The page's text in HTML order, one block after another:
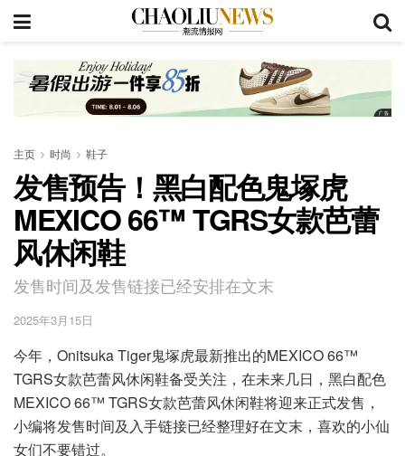
主页 时尚 鞋子
发售预告！黑白配色鬼塚虎
MEXICO 66™ TGRS女款芭蕾
风休闲鞋
发售时间及发售链接已经安排在文末
2025年3月15日
今年，Onitsuka Tiger鬼塚虎最新推出的MEXICO 66™
TGRS女款芭蕾风休闲鞋备受关注，在未来几日，黑白配色
MEXICO 66™ TGRS女款芭蕾风休闲鞋将迎来正式发售，
小编将发售时间及入手链接已经整理好在文末，喜欢的小仙
女们不要错过。